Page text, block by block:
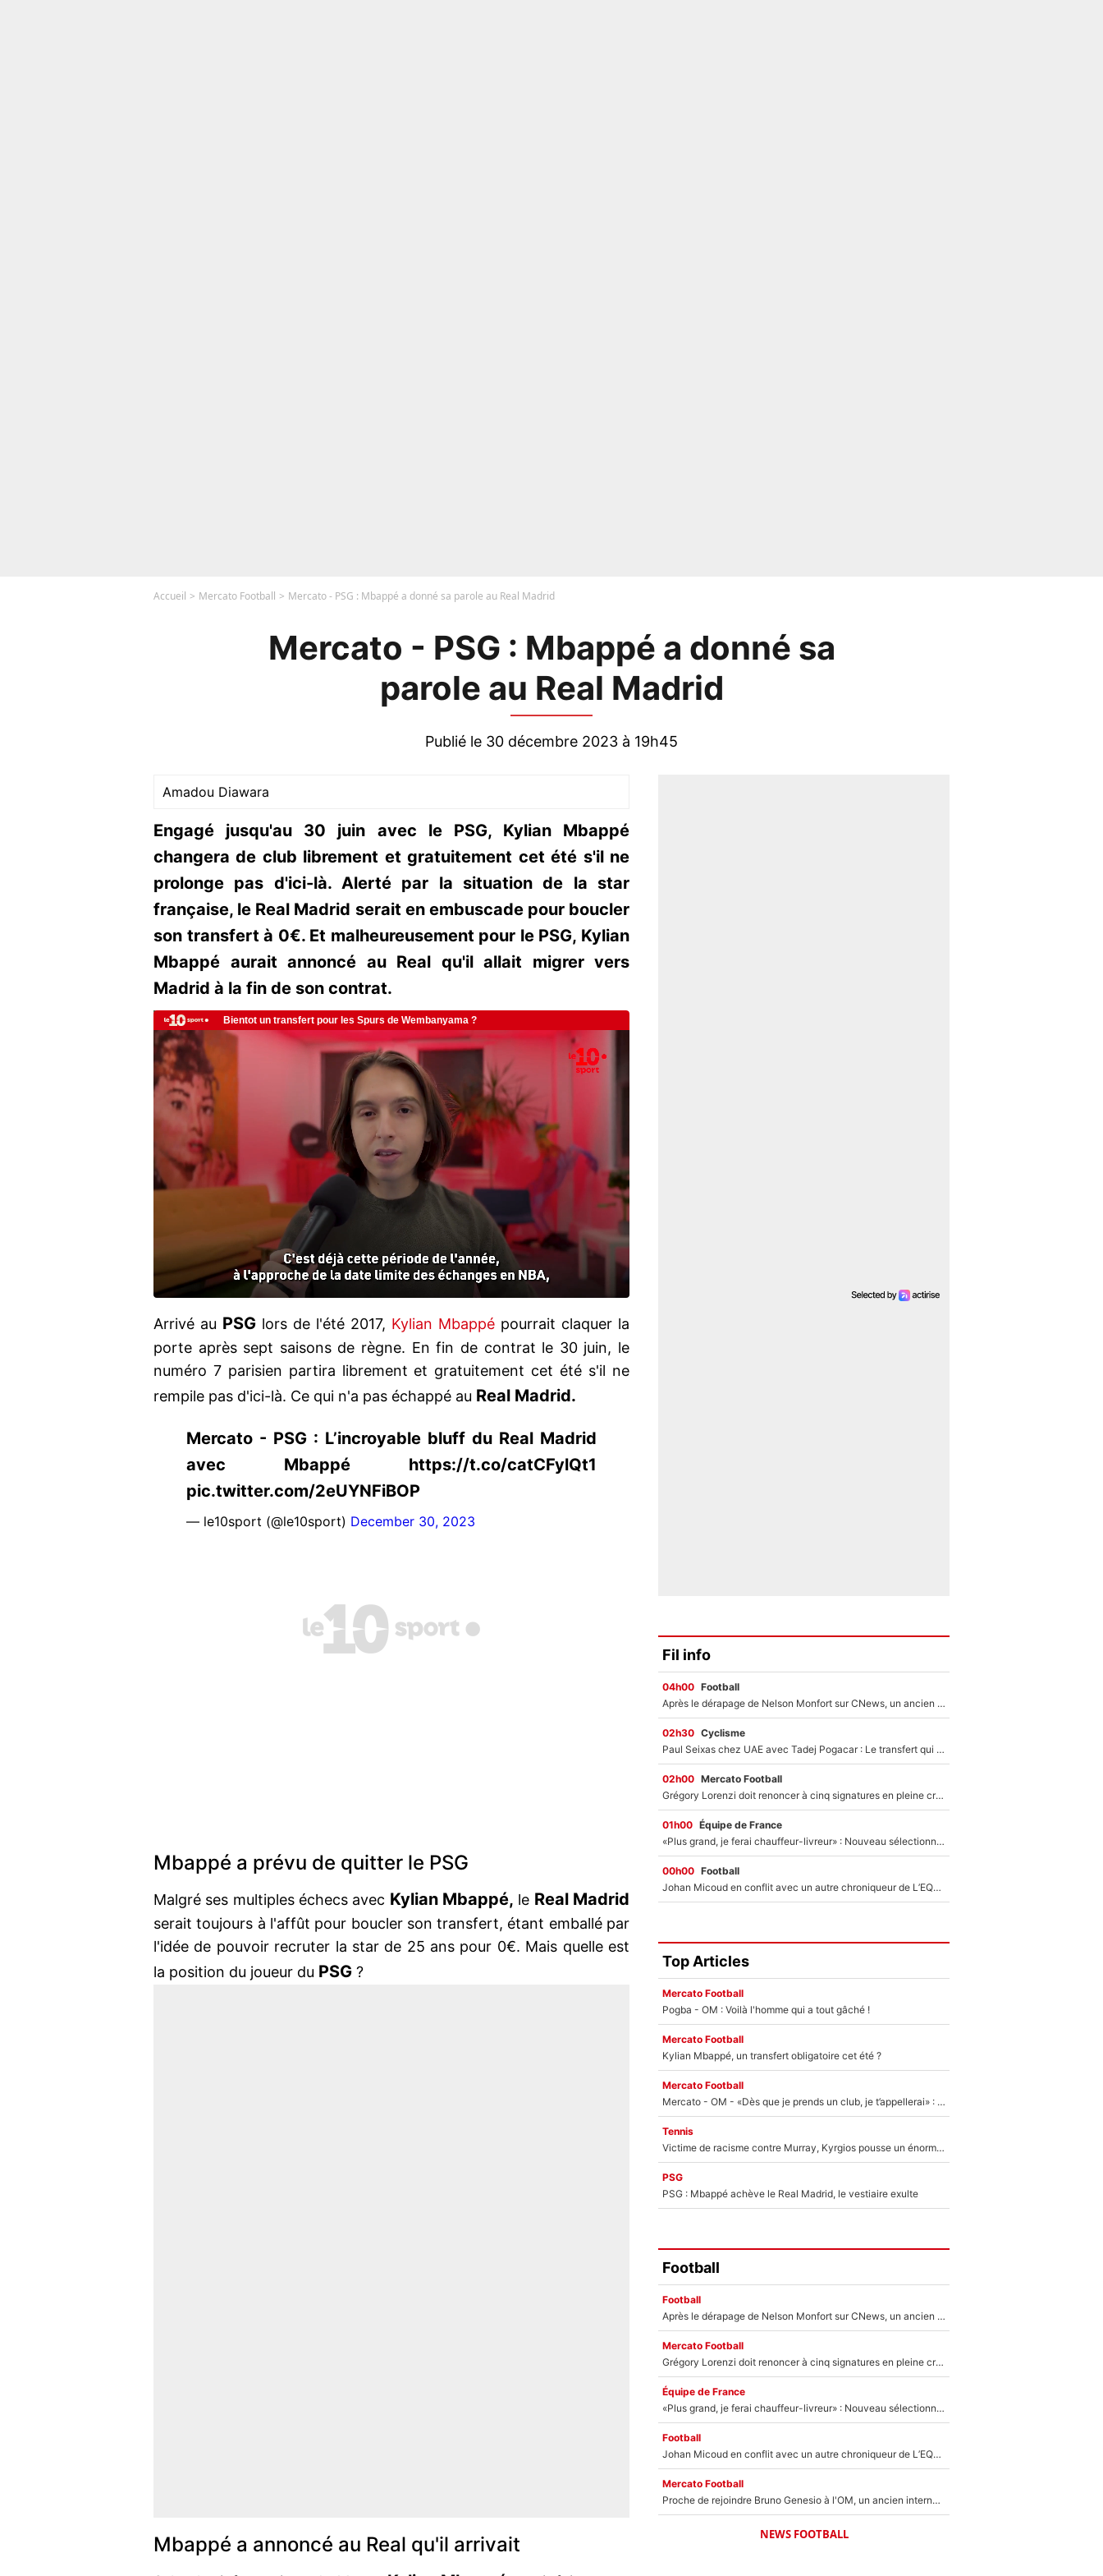
Accueil Mercato Football Mercato - PSG : Mbappé a donné sa parole au Real Madrid
Mercato - PSG : Mbappé a donné sa
parole au Real Madrid
Publié le 30 décembre 2023 à 19h45
Amadou Diawara
Engagé jusqu'au 30 juin avec le PSG, Kylian Mbappé
changera de club librement et gratuitement cet été s'il ne
prolonge pas d'ici-là. Alerté par la situation de la star
française, le Real Madrid serait en embuscade pour boucler
son transfert à 0€. Et malheureusement pour le PSG, Kylian
Mbappé aurait annoncé au Real qu'il allait migrer vers
Madrid à la fin de son contrat.
Arrivé au PSG lors de l'été 2017, Kylian Mbappé pourrait claquer la
porte après sept saisons de règne. En fin de contrat le 30 juin, le
numéro 7 parisien partira librement et gratuitement cet été s'il ne
rempile pas d'ici-là. Ce qui n'a pas échappé au Real Madrid.
Mercato - PSG : L’incroyable bluff du Real Madrid
avec Mbappé https://t.co/catCFylQt1
pic.twitter.com/2eUYNFiBOP
— le10sport (@le10sport) December 30, 2023
Mbappé a prévu de quitter le PSG
Malgré ses multiples échecs avec Kylian Mbappé, le Real Madrid
serait toujours à l'affût pour boucler son transfert, étant emballé par
l'idée de pouvoir recruter la star de 25 ans pour 0€. Mais quelle est
la position du joueur du PSG ?
Mbappé a annoncé au Real qu'il arrivait
Fil info
04h00 Football
Après le dérapage de Nelson Monfort sur CNews, un ancien journaliste de France Télévisions relance la polémique sur les incendies en Gironde
02h30 Cyclisme
Paul Seixas chez UAE avec Tadej Pogacar : Le transfert qui effraie le peloton, «c’est la pire des choses qui puisse arriver»
02h00 Mercato Football
Grégory Lorenzi doit renoncer à cinq signatures en pleine crise financière : L’IA propose sept noms à l’OM pour un mercato réussi... à seulement 5M€ !
01h00 Équipe de France
«Plus grand, je ferai chauffeur-livreur» : Nouveau sélectionneur des Bleus, Zinédine Zidane s’était imaginé un avenir très différent lorsqu'il était enfant
00h00 Football
Johan Micoud en conflit avec un autre chroniqueur de L’EQUIPE du Soir : «Pendant un moment, je ne les ai pas remis ensemble dans l'émission»
Top Articles
Mercato Football
Pogba - OM : Voilà l'homme qui a tout gâché !
Mercato Football
Kylian Mbappé, un transfert obligatoire cet été ?
Mercato Football
Mercato - OM - «Dès que je prends un club, je t’appellerai» : La promesse de Marcelino au moment de claquer la porte
Tennis
Victime de racisme contre Murray, Kyrgios pousse un énorme coup de gueule !
PSG
PSG : Mbappé achève le Real Madrid, le vestiaire exulte
Football
Football
Après le dérapage de Nelson Monfort sur CNews, un ancien journaliste de France Télévisions relance la polémique sur les incendies en Gironde
Mercato Football
Grégory Lorenzi doit renoncer à cinq signatures en pleine crise financière : L’IA propose sept noms à l’OM pour un mercato réussi... à seulement 5M€ !
Équipe de France
«Plus grand, je ferai chauffeur-livreur» : Nouveau sélectionneur des Bleus, Zinédine Zidane s’était imaginé un avenir très différent lorsqu'il était enfant
Football
Johan Micoud en conflit avec un autre chroniqueur de L’EQUIPE du Soir : «Pendant un moment, je ne les ai pas remis ensemble dans l'émission»
Mercato Football
Proche de rejoindre Bruno Genesio à l'OM, un ancien international français va finalement débarquer... sur RMC !
NEWS FOOTBALL